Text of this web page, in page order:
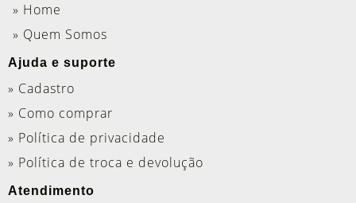
» Home
» Quem Somos
Ajuda e suporte
» Cadastro
» Como comprar
» Política de privacidade
» Política de troca e devolução
Atendimento